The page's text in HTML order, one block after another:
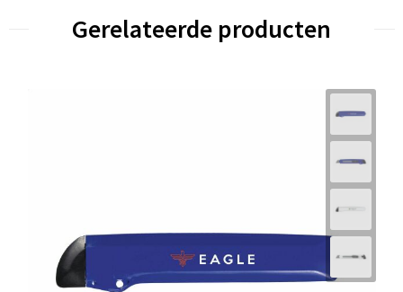
Gerelateerde producten